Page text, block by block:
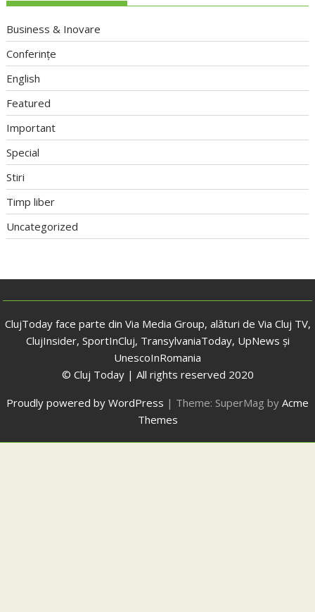
Business & Inovare
Conferințe
English
Featured
Important
Special
Stiri
Timp liber
Uncategorized
ClujToday face parte din Via Media Group, alături de Via Cluj TV,
ClujInsider, SportInCluj, TransylvaniaToday, UpNews și
UnescoInRomania
© Cluj Today | All rights reserved 2020
Proudly powered by WordPress | Theme: SuperMag by Acme
Themes